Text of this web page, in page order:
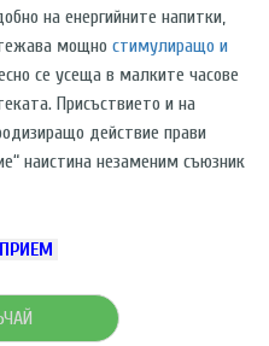
на енергийните напитки,
мощно стимулиращо и
се усеща в малките часове
Присъствието и на
действие прави
наистина незаменим съюзник